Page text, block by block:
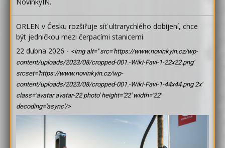
ORLEN v Česku rozšiřuje síť ultrarychlého dobíjení, chce
být jedničkou mezi čerpacími stanicemi
22 dubna 2026 - <img alt='' src='https://www.novinkyin.cz/wp-
content/uploads/2023/08/cropped-001.-Wiki-Favi-1-22x22.png'
srcset='https://www.novinkyin.cz/wp-
content/uploads/2023/08/cropped-001.-Wiki-Favi-1-44x44.png 2x'
class='avatar avatar-22 photo' height='22' width='22'
decoding='async'/>